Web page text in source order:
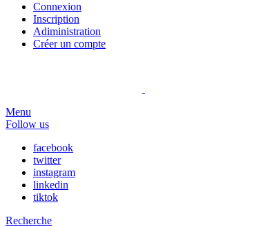
Connexion
Inscription
Adiministration
Créer un compte
Menu
Follow us
facebook
twitter
instagram
linkedin
tiktok
Recherche